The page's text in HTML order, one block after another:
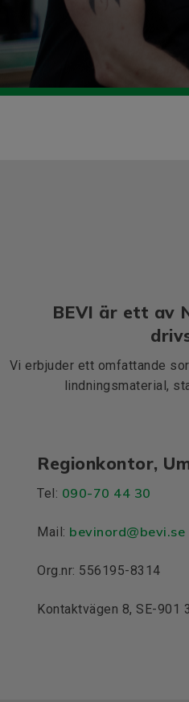
BEVI är ett av
Vi erbjuder ett omfattande
lindningsmaterial,
Regionkontor,
Tel: 090-70 44 30
Mail: bevinord@bevi.se
Org.nr: 556195-8314
Kontaktvägen 8, SE-901